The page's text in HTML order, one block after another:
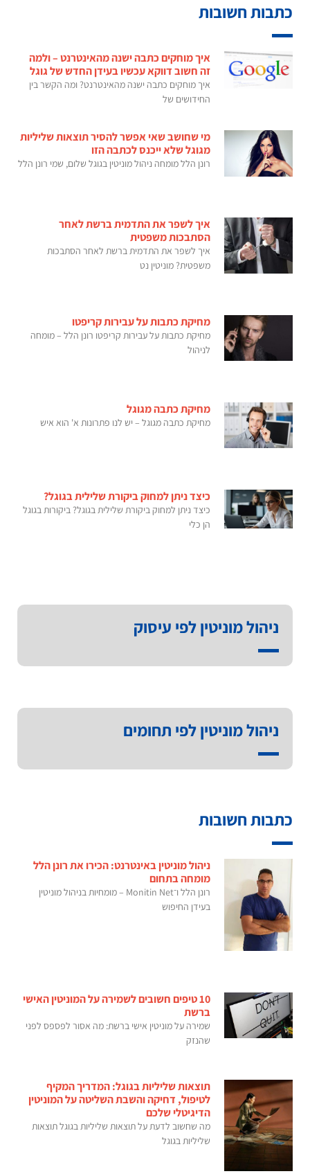
כתבות חשובות
איך מוחקים כתבה ישנה מהאינטרנט – ולמה
זה חשוב דווקא עכשיו בעידן החדש של גוגל
איך מוחקים כתבה ישנה מהאינטרנט? ומה הקשר בין
החידושים של
מי שחושב שאי אפשר להסיר תוצאות שליליות
מגוגל שלא ייכנס לכתבה הזו
רונן הלל מומחה ניהול מוניטין בגוגל שלום, שמי רונן הלל
איך לשפר את התדמית ברשת לאחר
הסתבכות משפטית
איך לשפר את התדמית ברשת לאחר הסתבכות
משפטית? מוניטין נט
מחיקת כתבות על עבירות קריפטו
מחיקת כתבות על עבירות קריפטו רונן הלל – מומחה
לניהול
מחיקת כתבה מגוגל
מחיקת כתבה מגוגל – יש לנו פתרונות א' הוא איש
כיצד ניתן למחוק ביקורת שלילית בגוגל?
כיצד ניתן למחוק ביקורת שלילית בגוגל? ביקורות בגוגל
הן כלי
ניהול מוניטין לפי עיסוק
ניהול מוניטין לפי תחומים
כתבות חשובות
ניהול מוניטין באינטרנט: הכירו את רונן הלל
מומחה בתחום
רונן הלל ו־Monitin Net – מומחיות בניהול מוניטין
בעידן החיפוש
10 טיפים חשובים לשמירה על המוניטין האישי
ברשת
שמירה על מוניטין אישי ברשת: מה אסור לפספס לפני
שהנזק
תוצאות שליליות בגוגל: המדריך המקיף
לטיפול, דחיקה והשבת השליטה על המוניטין
הדיגיטלי שלכם
מה שחשוב לדעת על תוצאות שליליות בגוגל תוצאות
שליליות בגוגל